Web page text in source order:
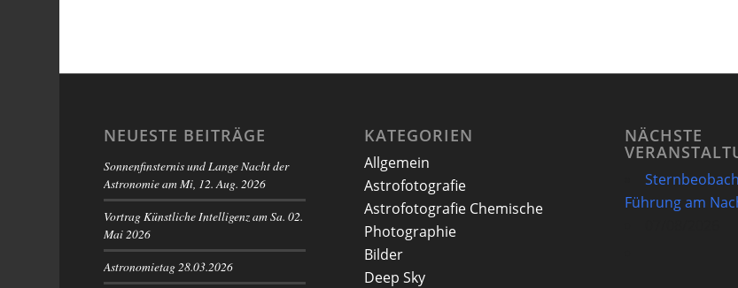
NEUESTE BEITRÄGE
Sonnenfinsternis und Lange Nacht der
Astronomie am Mi, 12. Aug. 2026
Vortrag Künstliche Intelligenz am Sa. 02.
Mai 2026
Astronomietag 28.03.2026
KATEGORIEN
Allgemein
Astrofotografie
Astrofotografie Chemische
Photographie
Bilder
Deep Sky
NÄCHSTE
Führung am